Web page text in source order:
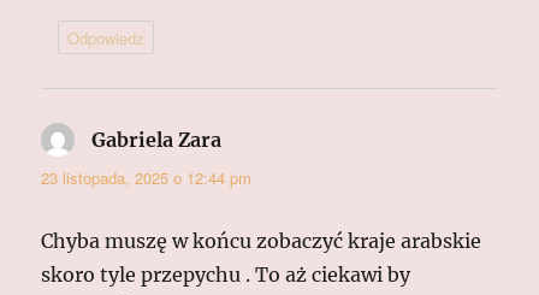
Odpowiedz
Gabriela Zara
23 listopada, 2025 o 12:44 pm
Chyba muszę w końcu zobaczyć kraje arabskie
skoro tyle przepychu . To aż ciekawi by